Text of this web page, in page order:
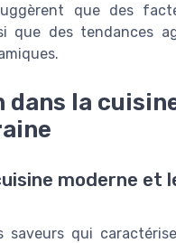
que des
que des tendances
dans la
moderne et
saveurs qui